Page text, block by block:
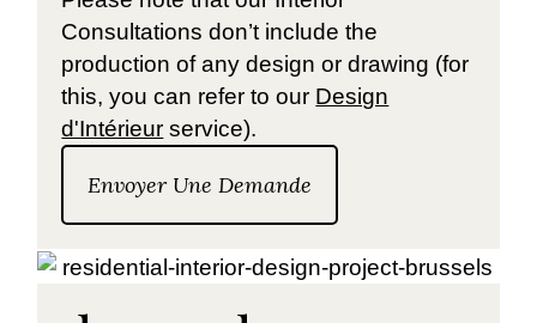
Consultations don’t include the
production of any design or drawing (for
this, you can refer to our Design
d'Intérieur service).
Envoyer Une Demande